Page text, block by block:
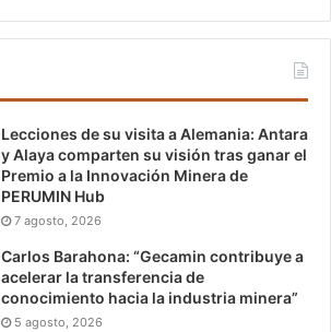
Lecciones de su visita a Alemania: Antara
y Alaya comparten su visión tras ganar el
Premio a la Innovación Minera de
PERUMIN Hub
7 agosto, 2026
Carlos Barahona: “Gecamin contribuye a
acelerar la transferencia de
conocimiento hacia la industria minera”
5 agosto, 2026